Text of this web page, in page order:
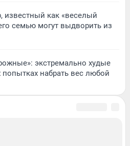
известный как «веселый
семью могут выдворить из
экстремально худые
набрать вес любой